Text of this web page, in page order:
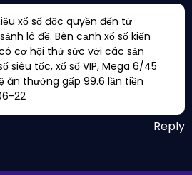
xổ số độc quyền đến từ
lô đề. Bên cạnh xổ số kiến
cơ hội thử sức với các sản
siêu tốc, xổ số VIP, Mega 6/45
ăn thưởng gấp 99.6 lần tiền
22
Reply